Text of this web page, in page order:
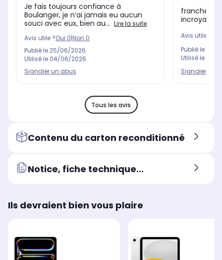
Je fais toujours confiance à
Boulanger, je n’ai jamais eu aucun
souci avec eux, bien au... Lire la suite
Avis utile ?Oui 0|Non 0
Publié le 25/06/2026
Utilisé le 04/06/2026
Signaler un abus
incroyable
Avis utile ?
Publié le
Utilisé le
Signaler un
Tous les avis
Contenu du carton reconditionné
Notice, fiche technique...
Ils devraient bien vous plaire